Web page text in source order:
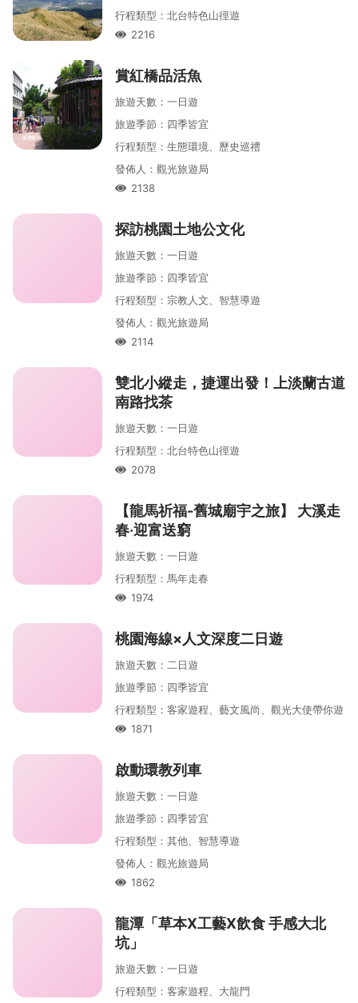
行程類型 ： 北台特色山徑遊
人氣2216
賞紅橋品活魚
旅遊天數 ： 一日遊
旅遊季節 ： 四季皆宜
行程類型 ： 生態環境、歷史巡禮
發佈人 ： 觀光旅遊局
人氣2138
探訪桃園土地公文化
旅遊天數 ： 一日遊
旅遊季節 ： 四季皆宜
行程類型 ： 宗教人文、智慧導遊
發佈人 ： 觀光旅遊局
人氣2114
雙北小縱走，捷運出發！上淡蘭古道
南路找茶
旅遊天數 ： 一日遊
行程類型 ： 北台特色山徑遊
人氣2078
【龍馬祈福-舊城廟宇之旅】 大溪走
春‧迎富送窮
旅遊天數 ： 一日遊
行程類型 ： 馬年走春
人氣1974
桃園海線×人文深度二日遊
旅遊天數 ： 二 日遊
旅遊季節 ： 四季皆宜
行程類型 ： 客家遊程、藝文風尚、觀光大使帶你遊
人氣1871
啟動環教列車
旅遊天數 ： 一日遊
旅遊季節 ： 四季皆宜
行程類型 ： 其他、智慧導遊
發佈人 ： 觀光旅遊局
人氣1862
龍潭「草本X工藝X飲食 手感大北
坑」
旅遊天數 ： 一日遊
行程類型 ： 客家遊程、大龍門